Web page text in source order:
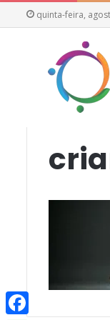
quinta-feira,